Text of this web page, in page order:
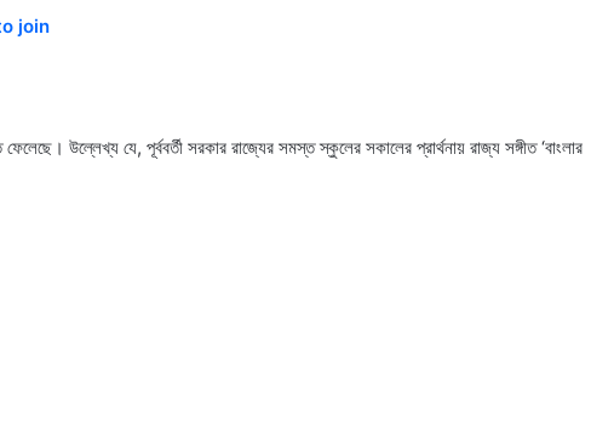
join
উল্লেখ্য যে, পূর্ববর্তী সরকার রাজ্যের সমস্ত স্কুলের সকালের প্রার্থনায় রাজ্য সঙ্গীত ‘বাংলার